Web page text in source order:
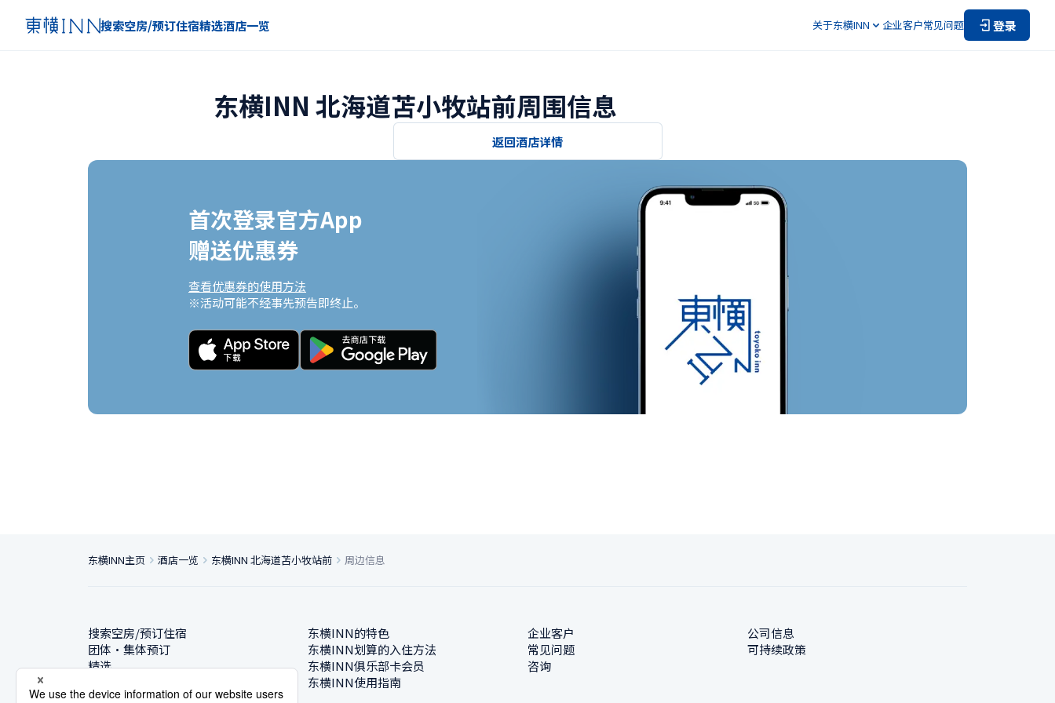
搜索空房/预订住宿精选酒店一览 关于东横INN 企业客户常见问题 登录
东横INN 北海道苫小牧站前周围信息
返回酒店详情
首次登录官方App
赠送优惠券
查看优惠券的使用方法
※活动可能不经事先预告即终止。
东横INN主页 酒店一览 东横INN 北海道苫小牧站前 周边信息
搜索空房/预订住宿
团体・集体预订
精选
东横INN的特色
东横INN划算的入住方法
东横INN俱乐部卡会员
东横INN使用指南
企业客户
常见问题
咨询
公司信息
可持续政策